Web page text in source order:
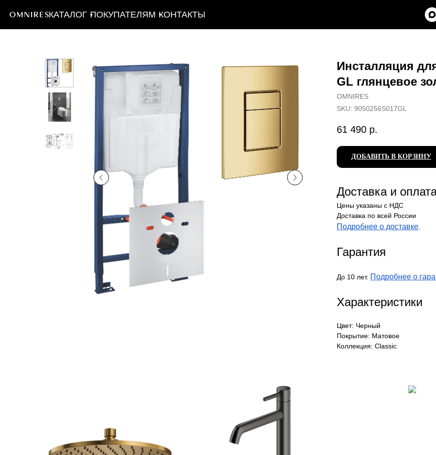
КАТАЛОГ ПОКУПАТЕЛЯМ КОНТАКТЫ
Инсталляция
GL глянцевое
OMNIRES
SKU: 9050256S017GL
61 490 р.
ДОБАВИТЬ В КОРЗИНУ
Доставка и
Цены указаны с НДС
Доставка по всей России
Подробнее о доставке.
Гарантия
До 10 лет. Подробнее о
Характеристики
Цвет: Черный
Покрытие: Матовое
Коллекция: Classic